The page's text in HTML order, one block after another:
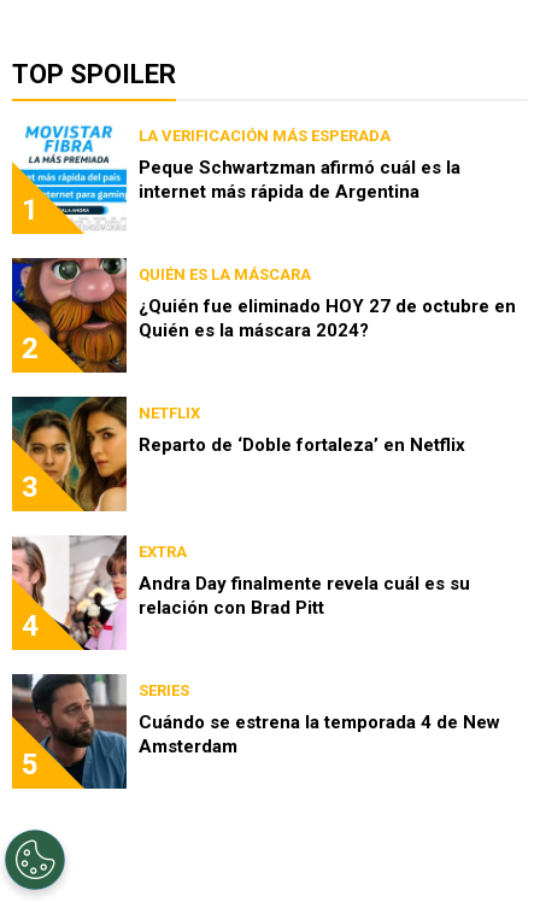
TOP SPOILER
1
LA VERIFICACIÓN MÁS ESPERADA
Peque Schwartzman afirmó cuál es la
internet más rápida de Argentina
2
QUIÉN ES LA MÁSCARA
¿Quién fue eliminado HOY 27 de octubre en
Quién es la máscara 2024?
3
NETFLIX
Reparto de ‘Doble fortaleza’ en Netflix
4
EXTRA
Andra Day finalmente revela cuál es su
relación con Brad Pitt
5
SERIES
Cuándo se estrena la temporada 4 de New
Amsterdam